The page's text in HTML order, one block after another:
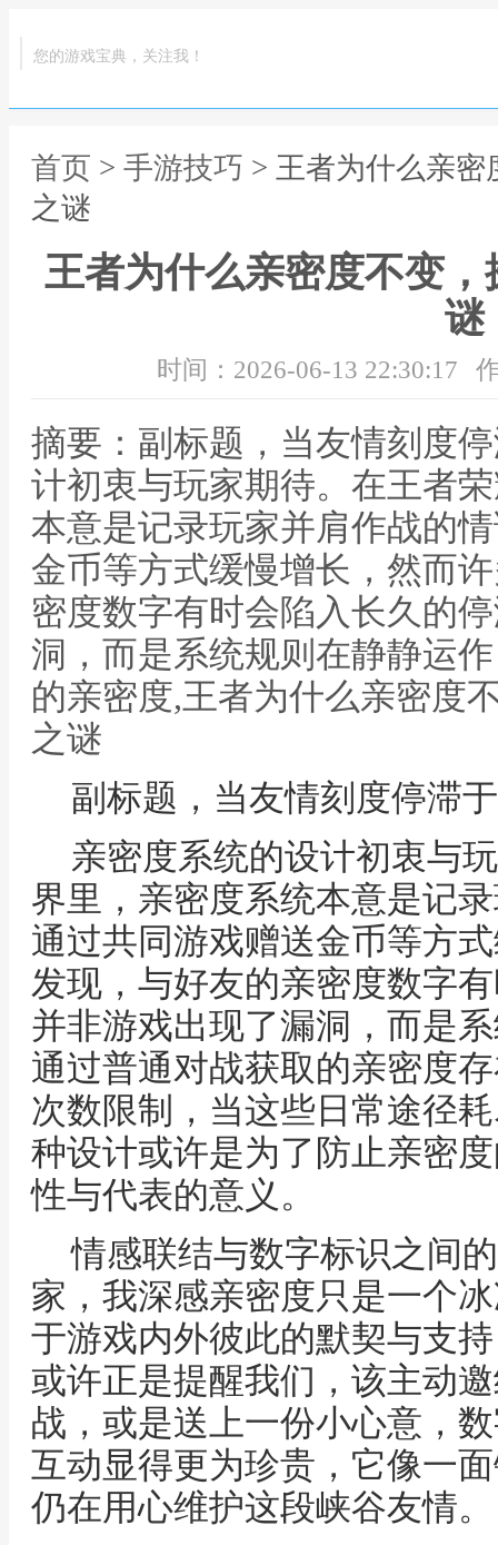
您的游戏宝典，关注我！
首页 > 手游技巧 > 王者为什么亲
之谜
王者为什么亲密度不变
谜
时间：2026-06-13 22:30:17
摘要：副标题，当友情刻度
计初衷与玩家期待。在王者
本意是记录玩家并肩作战的
金币等方式缓慢增长，然而
密度数字有时会陷入长久的
洞，而是系统规则在静静运
的亲密度,王者为什么亲密度
之谜
副标题，当友情刻度停滞
亲密度系统的设计初衷与
界里，亲密度系统本意是记
通过共同游戏赠送金币等方
发现，与好友的亲密度数字
并非游戏出现了漏洞，而是
通过普通对战获取的亲密度
次数限制，当这些日常途径
种设计或许是为了防止亲密
性与代表的意义。
情感联结与数字标识之间
家，我深感亲密度只是一个
于游戏内外彼此的默契与支
或许正是提醒我们，该主动
战，或是送上一份小心意，
互动显得更为珍贵，它像一
仍在用心维护这段峡谷友情。